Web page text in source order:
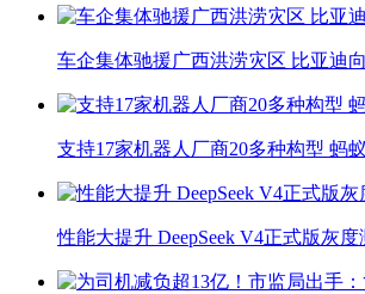
车企集体驰援广西洪涝灾区 比亚迪
支持17家机器人厂商20多种构型 蚂
性能大提升 DeepSeek V4正式版灰